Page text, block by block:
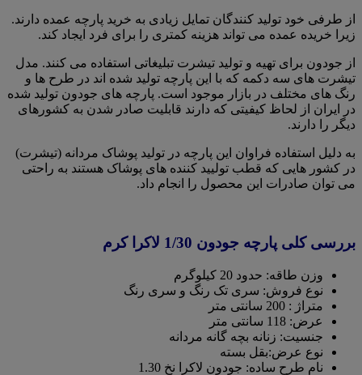
از طرفی خود تولید کنندگان تمایل زیادی به خرید پارچه عمده دارند.
زیرا خریده عمده می تواند هزینه کمتری را برای فرد ایجاد کند.
از جودون برای تهیه و تولید تیشرت تبلیغاتی استفاده می کنند. مدل
تیشرت های سه دکمه که با این پارچه تولید شده اند در طرح ها و
رنگ های مختلف در بازار موجود است. پارچه های جودون تولید شده
در ایران از لحاظ کیفیتی که دارند قابلیت صادر شدن به کشورهای
دیگر را دارند.
به دلیل استفاده فراوان این پارچه در تولید پوشاک مردانه (تیشرت)
در کشور هایی که قطب تولیید کننده های پوشاک هستند به راحتی
می توان صادرات این محصول را انجام داد.
بررسی کلی پارچه جودون 1/30 لاکرا کرم
وزن طاقه: حدود 20 کیلوگرم
نوع فروش: سری تک رنگ و سری رنگ
متراژ : 200 سانتی متر
عرض: 118 سانتی متر
جنسیت: زنانه بچه گانه مردانه
نوع عرض:بقل بسته
نام طرح ساده: جودون لاکرا نخ 1.30